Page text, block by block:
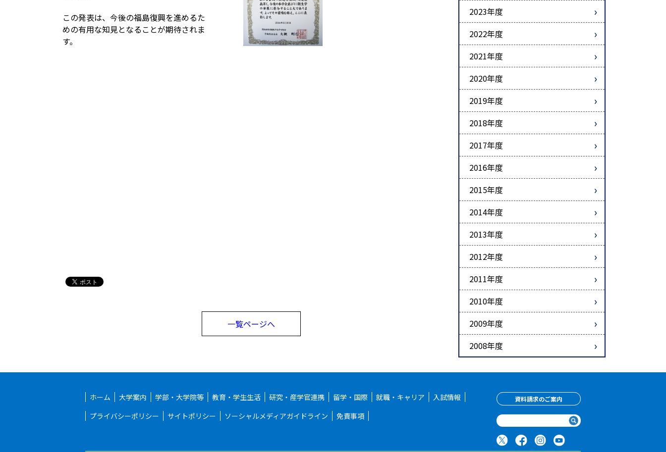
この発表は、今後の福島復興を進めるた
めの有用な知見となることが期待されま
す。
一覧ページへ
2023年度
2022年度
2021年度
2020年度
2019年度
2018年度
2017年度
2016年度
2015年度
2014年度
2013年度
2012年度
2011年度
2010年度
2009年度
2008年度
ホーム 大学案内 学部・大学院等 教育・学生生活 研究・産学官連携 留学・国際 就職・キャリア
入試情報
プライバシーポリシー
サイトポリシー ソーシャルメディアガイドライン 免責事項
資料請求のご案内